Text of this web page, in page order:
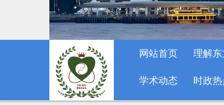
网站首页 理解东
学术动态 时政热